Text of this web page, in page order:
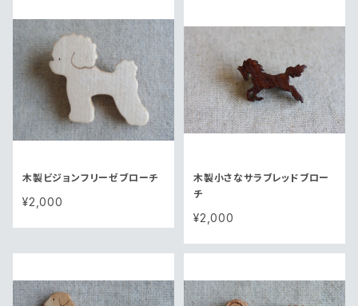
木製ビジョンフリーゼブローチ
¥2,000
木製小さなサラブレッドブロー
チ
¥2,000